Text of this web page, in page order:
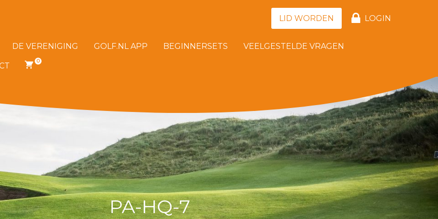
LID WORDEN LOGIN
DE VERENIGING GOLF.NL APP BEGINNERSETS VEELGESTELDE VRAGEN
0
0
PA-HQ-7